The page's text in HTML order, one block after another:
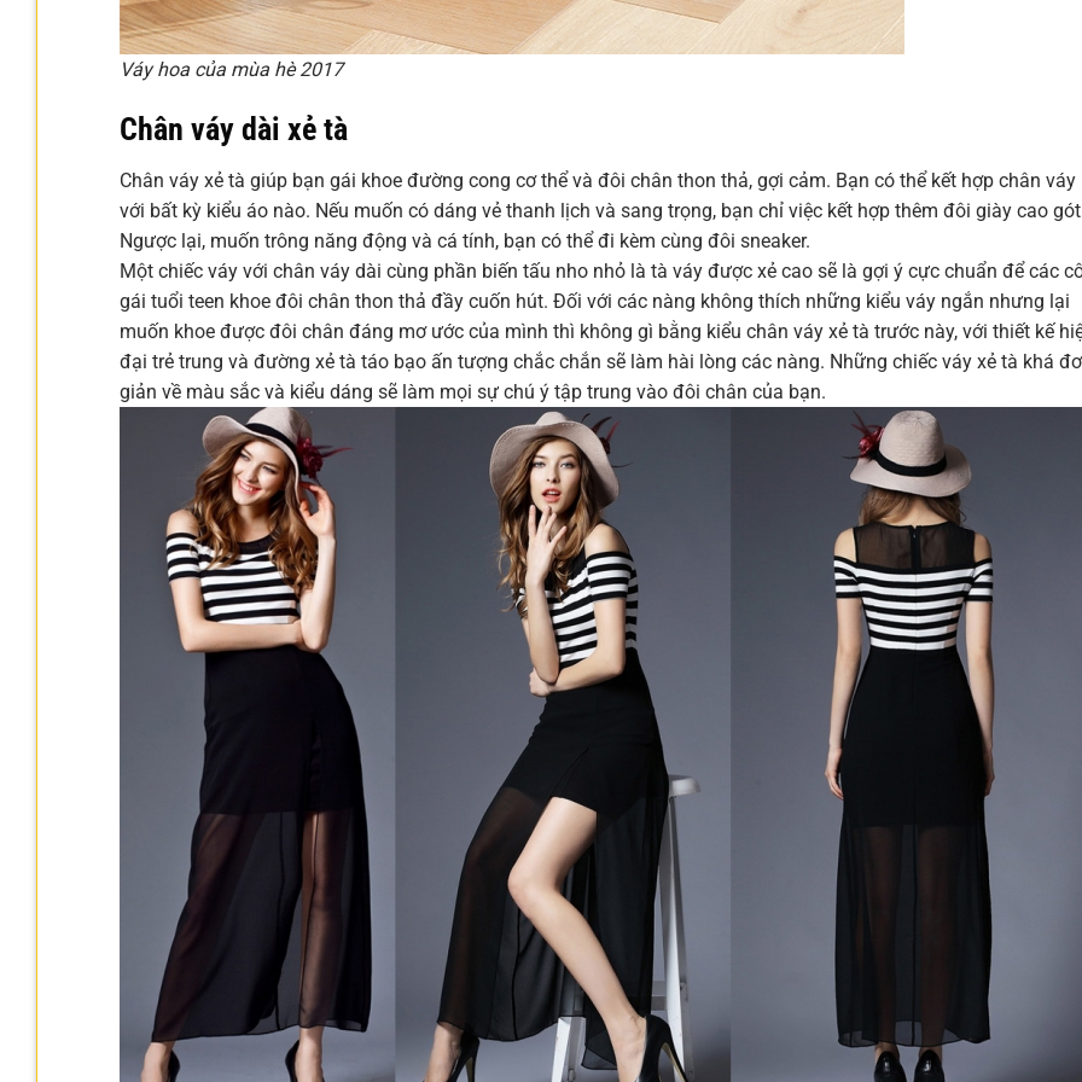
Váy hoa của mùa hè 2017
Chân váy dài xẻ tà
Chân váy xẻ tà giúp bạn gái khoe đường cong cơ thể và đôi chân thon thả, gợi cảm. Bạn có thể kết hợp chân váy
với bất kỳ kiểu áo nào. Nếu muốn có dáng vẻ thanh lịch và sang trọng, bạn chỉ việc kết hợp thêm đôi giày cao
Ngược lại, muốn trông năng động và cá tính, bạn có thể đi kèm cùng đôi sneaker.
Một chiếc váy với chân váy dài cùng phần biến tấu nho nhỏ là tà váy được xẻ cao sẽ là gợi ý cực chuẩn để các
gái tuổi teen khoe đôi chân thon thả đầy cuốn hút. Đối với các nàng không thích những kiểu váy ngắn nhưng lại
muốn khoe được đôi chân đáng mơ ước của mình thì không gì bằng kiểu chân váy xẻ tà trước này, với thiết kế
đại trẻ trung và đường xẻ tà táo bạo ấn tượng chắc chắn sẽ làm hài lòng các nàng. Những chiếc váy xẻ tà khá
giản về màu sắc và kiểu dáng sẽ làm mọi sự chú ý tập trung vào đôi chân của bạn.